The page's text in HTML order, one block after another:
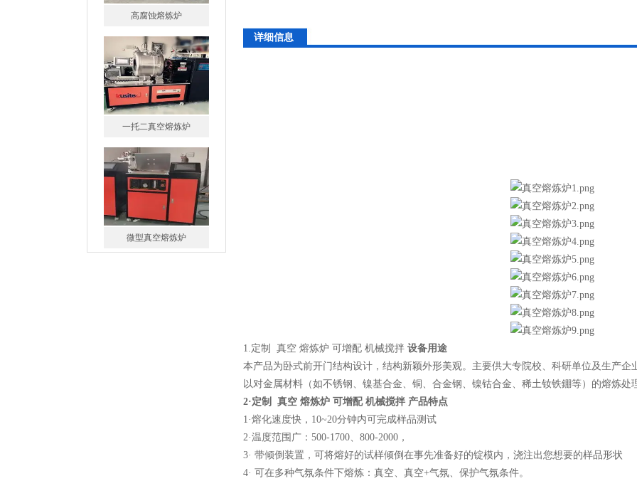
详细信息
1.定制 真空 熔炼炉 可增配 机械搅拌 设备用途
本产品为卧式前开门结构设计，结构新颖外形美观。主要供大专院校、科研单位及生产
以对金属材料（如不锈钢、镍基合金、铜、合金钢、镍钴合金、稀土钕铁錋等）的熔炼处
2·定制 真空 熔炼炉 可增配 机械搅拌 产品特点
1·熔化速度快，10~20分钟内可完成样品测试
2·温度范围广：500-1700、800-2000，
3· 带倾倒装置，可将熔好的试样倾倒在事先准备好的锭模内，浇注出您想要的样品形状
4· 可在多种气氛条件下熔炼：真空、真空+气氛、保护气氛条件。